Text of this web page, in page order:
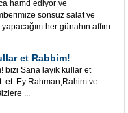
hamd ediyor ve
sonsuz salat ve
her günahın affını
et Rabbim!
Sana layık kullar et
et. Ey Rahman,Rahim ve
...